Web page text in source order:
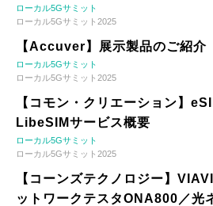
ローカル5Gサミット
ローカル5Gサミット2025
【Accuver】展示製品のご紹介
ローカル5Gサミット
ローカル5Gサミット2025
【コモン・クリエーション】
LibeSIMサービス概要
ローカル5Gサミット
ローカル5Gサミット2025
【コーンズテクノロジー】
ットワークテスタONA800／光